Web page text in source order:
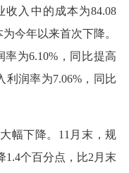
入中的成本为84.08
今年以来首次下降。
为6.10%，同比提高
利润率为7.06%，同比
幅下降。11月末，规
1.4个百分点，比2月末